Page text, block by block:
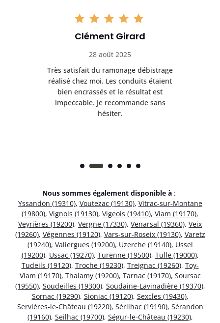
Clément Girard
28 août 2025
Très satisfait du ramonage débistrage
réalisé chez moi. Les conduits étaient
bien encrassés et le résultat est
impeccable. Je recommande sans
hésiter.
Nous sommes également disponible à :
Yssandon (19310), Voutezac (19130), Vitrac-sur-Montane
(19800), Vignols (19130), Vigeois (19410), Viam (19170),
Veyrières (19200), Vergne (17330), Venarsal (19360), Veix
(19260), Végennes (19120), Vars-sur-Roseix (19130), Varetz
(19240), Valiergues (19200), Uzerche (19140), Ussel
(19200), Ussac (19270), Turenne (19500), Tulle (19000),
Tudeils (19120), Troche (19230), Treignac (19260), Toy-
Viam (19170), Thalamy (19200), Tarnac (19170), Soursac
(19550), Soudeilles (19300), Soudaine-Lavinadière (19370),
Sornac (19290), Sioniac (19120), Sexcles (19430),
Servières-le-Château (19220), Sérilhac (19190), Sérandon
(19160), Seilhac (19700), Ségur-le-Château (19230),